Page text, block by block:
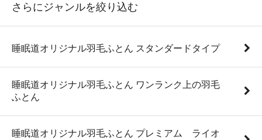
さらにジャンルを絞り込む
睡眠道オリジナル羽毛ふとん スタンダードタイプ
睡眠道オリジナル羽毛ふとん ワンランク上の羽毛
ふとん
睡眠道オリジナル羽毛ふとん プレミアム ライオ